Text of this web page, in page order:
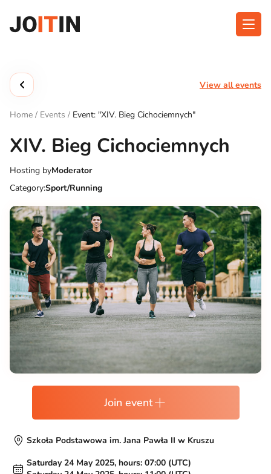
content
View all events
Home / Events / Event: "XIV. Bieg Cichociemnych"
XIV. Bieg Cichociemnych
Hosting byModerator
Category:Sport/Running
Join event
Szkoła Podstawowa im. Jana Pawła II w Kruszu
Saturday 24 May 2025, hours: 07:00 (UTC)